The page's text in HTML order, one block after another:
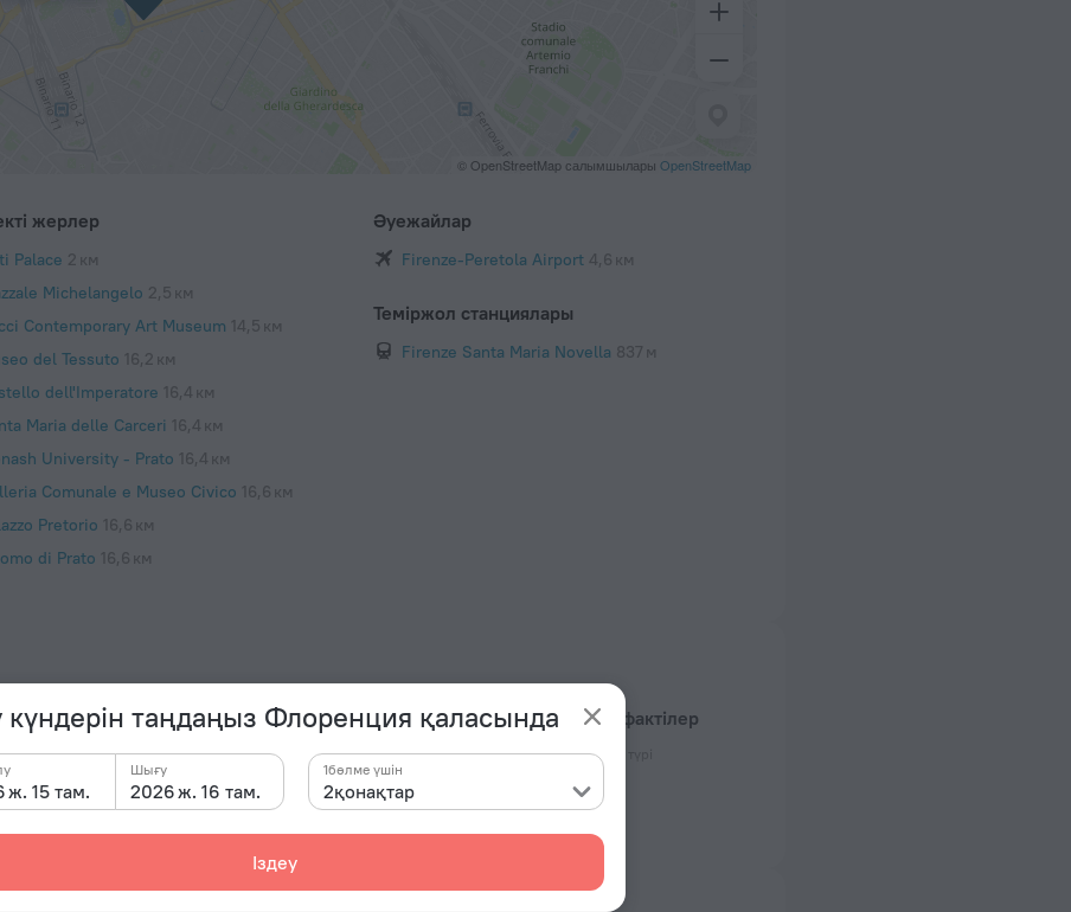
күндерін таңдаңыз Флоренция қаласында
ж. 15 там. 2026 ж. 16 там.
Шығу
2қонақтар
1бөлме үшін
Іздеу
© OpenStreetMap салымшылары OpenStreetMap
жерлер
Palace 2 км
Michelangelo 2,5 км
Contemporary Art Museum 14,5 км
del Tessuto 16,2 км
dell'Imperatore 16,4 км
Maria delle Carceri 16,4 км
University - Prato 16,4 км
Comunale e Museo Civico 16,6 км
Pretorio 16,6 км
di Prato 16,6 км
Әуежайлар
Firenze-Peretola Airport 4,6 км
Теміржол станциялары
Firenze Santa Maria Novella 837 м
Қосымша ақпаратты кіруге тіркелу кезінде
аймағы бар. Қонақ үйдің экскурсиялық
көмектеседі.
қонақүй туралы фактілер
Электр розеткасының түрі
230 В / 50 Гц
C түрі